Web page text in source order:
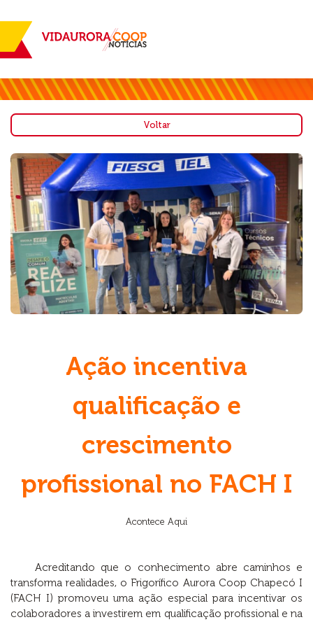
Voltar
Ação incentiva
qualificação e
crescimento
profissional no FACH I
Acontece Aqui
Acreditando que o conhecimento abre caminhos e
transforma realidades, o Frigorífico Aurora Coop Chapecó I
(FACH I) promoveu uma ação especial para incentivar os
colaboradores a investirem em qualificação profissional e na